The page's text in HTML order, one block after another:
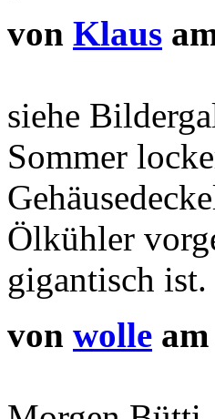
von Klaus
siehe
Sommer
Ölkühler
gigantisch ist.
von wolle